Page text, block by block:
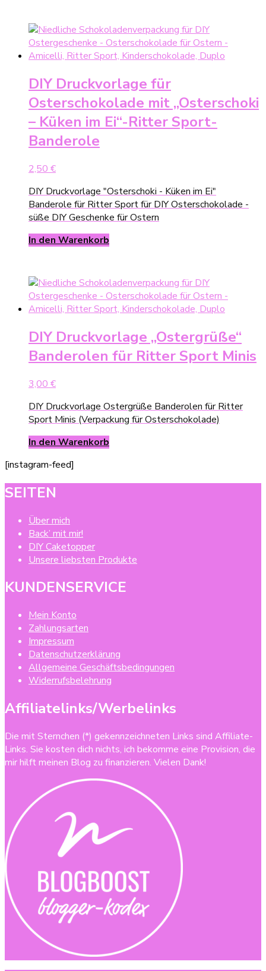
DIY Druckvorlage für
Osterschokolade mit „Osterschoki
– Küken im Ei“-Ritter Sport-
Banderole
2,50 €
DIY Druckvorlage "Osterschoki - Küken im Ei"
Banderole für Ritter Sport für DIY Osterschokolade -
süße DIY Geschenke für Ostern
In den Warenkorb
DIY Druckvorlage „Ostergrüße“
Banderolen für Ritter Sport Minis
3,00 €
DIY Druckvorlage Ostergrüße Banderolen für Ritter
Sport Minis (Verpackung für Osterschokolade)
In den Warenkorb
[instagram-feed]
SEITEN
Über mich
Back’ mit mir!
DIY Caketopper
Unsere liebsten Produkte
KUNDENSERVICE
Mein Konto
Zahlungsarten
Impressum
Datenschutzerklärung
Allgemeine Geschäftsbedingungen
Widerrufsbelehrung
Affiliatelinks/Werbelinks
Die mit Sternchen (*) gekennzeichneten Links sind Affiliate-
Links. Sie kosten dich nichts, ich bekomme eine Provision, die
mir hilft meinen Blog zu finanzieren. Vielen Dank!